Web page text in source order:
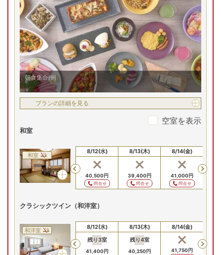
朝食集合/例
プランの詳細を見る
空室を表示
和室
和室
Previous
8/10(月)
円
問合せ
8/11(火)
39,400円
問合せ
8/12(水)
40,500円
問合せ
8/13(木)
39,400円
問合せ
8/14(金)
41,000円
問合せ
クラシックツイン（和洋室）
和洋室
Previous
8/10(月)
円
8/11(火)
35,000円
8/12(水)
残り3室
41,400円
8/13(木)
残り4室
40,250円
8/14(金)
41,750円